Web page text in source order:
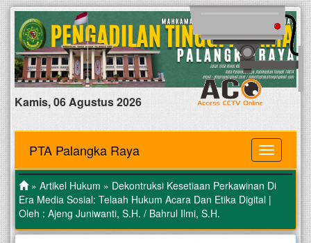
Kamis, 06 Agustus 2026
MENU
PTA Palangka Raya
» Artikel Hukum » Dekontruksi Kesetiaan Perkawinan Di
Era Media Sosial: Telaah Hukum Acara Dan Etika Digital |
Oleh : Ajeng Juniwanti, S.H. / Bahrul Ilmi, S.H.